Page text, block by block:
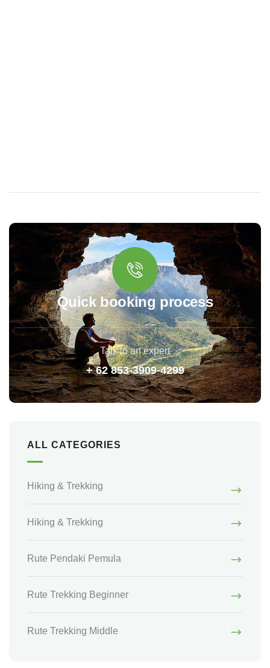
Quick booking process
Talk to an expert
+ 62 853-3909-4299
ALL CATEGORIES
Hiking & Trekking
Hiking & Trekking
Rute Pendaki Pemula
Rute Trekking Beginner
Rute Trekking Middle